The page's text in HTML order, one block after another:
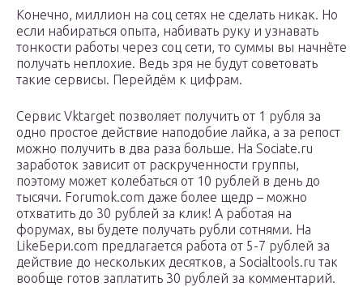
Конечно, миллион на соц сетях не сделать никак. Но
если набираться опыта, набивать руку и узнавать
тонкости работы через соц сети, то суммы вы начнёте
получать неплохие. Ведь зря не будут советовать
такие сервисы. Перейдём к цифрам.
Сервис Vktarget позволяет получить от 1 рубля за
одно простое действие наподобие лайка, а за репост
можно получить в два раза больше. На Sociate.ru
заработок зависит от раскрученности группы,
поэтому может колебаться от 10 рублей в день до
тысячи. Forumok.com даже более щедр – можно
отхватить до 30 рублей за клик! А работая на
форумах, вы будете получать рубли сотнями. На
LikeБери.com предлагается работа от 5-7 рублей за
действие до нескольких десятков, а Socialtools.ru так
вообще готов заплатить 30 рублей за комментарий.